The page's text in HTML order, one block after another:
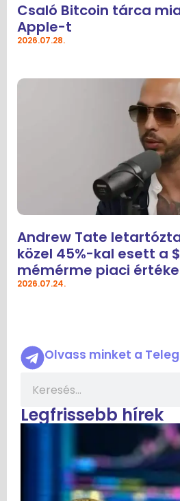
Csaló Bitcoin tárca
Apple-t
2026.07.28.
Andrew Tate
közel 45%-kal esett a
mémérme piaci értéke
2026.07.24.
Olvass minket a
Legfrissebb hírek